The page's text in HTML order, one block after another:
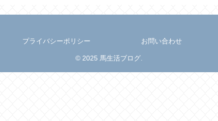
プライバシーポリシー お問い合わせ
© 2025 馬生活ブログ.